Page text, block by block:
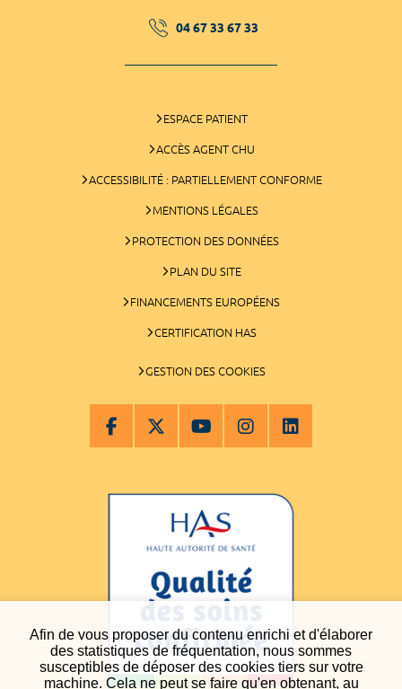
Afin de vous proposer du contenu enrichi et d'élaborer
des statistiques de fréquentation, nous sommes
susceptibles de déposer des cookies tiers sur votre
machine. Cela ne peut se faire qu'en obtenant, au
04 67 33 67 33
ESPACE PATIENT
ACCÈS AGENT CHU
ACCESSIBILITÉ : PARTIELLEMENT CONFORME
MENTIONS LÉGALES
PROTECTION DES DONNÉES
PLAN DU SITE
FINANCEMENTS EUROPÉENS
CERTIFICATION HAS
GESTION DES COOKIES